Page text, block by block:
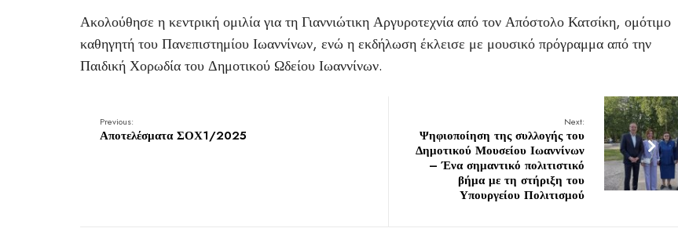
Ακολούθησε η κεντρική ομιλία για τη Γιαννιώτικη Αργυροτεχνία από τον Απόστολο Κατσίκη, ομότιμο
καθηγητή του Πανεπιστημίου Ιωαννίνων, ενώ η εκδήλωση έκλεισε με μουσικό πρόγραμμα από την
Παιδική Χορωδία του Δημοτικού Ωδείου Ιωαννίνων.
Previous:
Αποτελέσματα ΣΟΧ1/2025
Next:
Ψηφιοποίηση της συλλογής του
Δημοτικού Μουσείου Ιωαννίνων
– Ένα σημαντικό πολιτιστικό
βήμα με τη στήριξη του
Υπουργείου Πολιτισμού